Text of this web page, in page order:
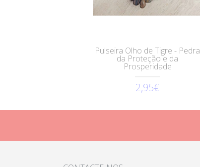
Pulseira Olho de Tigre - Pedra
da Proteção e da
Prosperidade
2,95€